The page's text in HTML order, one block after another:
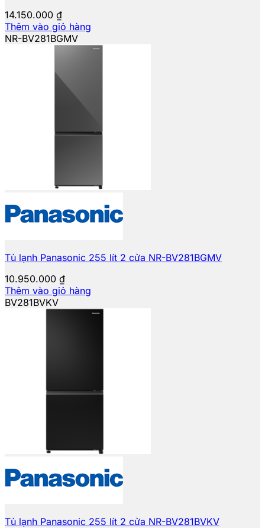
14.150.000 ₫
Thêm vào giỏ hàng
NR-BV281BGMV
Tủ lạnh Panasonic 255 lít 2 cửa NR-BV281BGMV
10.950.000 ₫
Thêm vào giỏ hàng
BV281BVKV
Tủ lạnh Panasonic 255 lít 2 cửa NR-BV281BVKV